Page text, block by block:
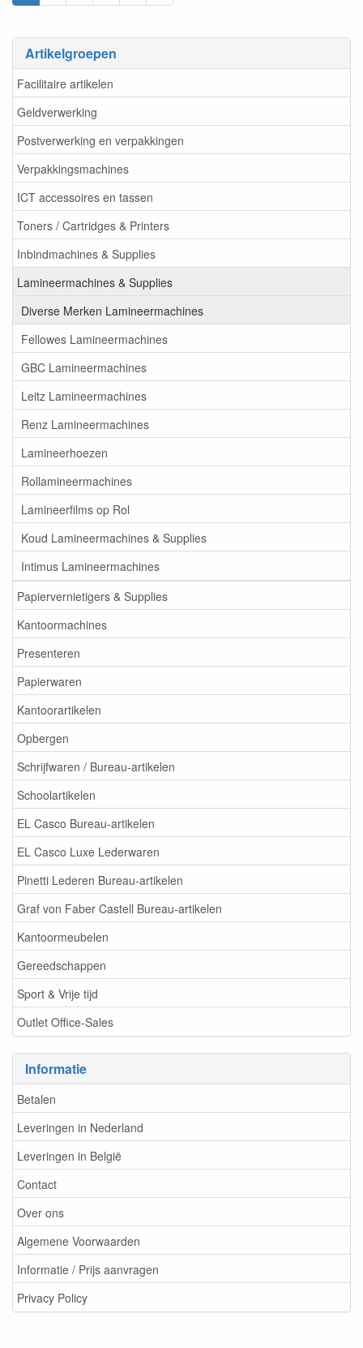
Artikelgroepen
Facilitaire artikelen
Geldverwerking
Postverwerking en verpakkingen
Verpakkingsmachines
ICT accessoires en tassen
Toners / Cartridges & Printers
Inbindmachines & Supplies
Lamineermachines & Supplies
Diverse Merken Lamineermachines
Fellowes Lamineermachines
GBC Lamineermachines
Leitz Lamineermachines
Renz Lamineermachines
Lamineerhoezen
Rollamineermachines
Lamineerfilms op Rol
Koud Lamineermachines & Supplies
Intimus Lamineermachines
Papiervernietigers & Supplies
Kantoormachines
Presenteren
Papierwaren
Kantoorartikelen
Opbergen
Schrijfwaren / Bureau-artikelen
Schoolartikelen
EL Casco Bureau-artikelen
EL Casco Luxe Lederwaren
Pinetti Lederen Bureau-artikelen
Graf von Faber Castell Bureau-artikelen
Kantoormeubelen
Gereedschappen
Sport & Vrije tijd
Outlet Office-Sales
Informatie
Betalen
Leveringen in Nederland
Leveringen in België
Contact
Over ons
Algemene Voorwaarden
Informatie / Prijs aanvragen
Privacy Policy